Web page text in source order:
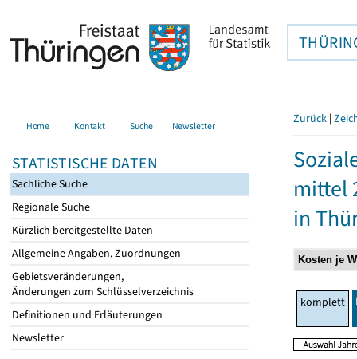
Home Kontakt Suche Newsletter
STATISTISCHE DATEN
Sachliche Suche
Regionale Suche
Kürzlich bereitgestellte Daten
Allgemeine Angaben, Zuordnungen
Gebietsveränderungen,
Änderungen zum Schlüsselverzeichnis
Definitionen und Erläuterungen
Newsletter
Zurück |
mittel
in
komplett